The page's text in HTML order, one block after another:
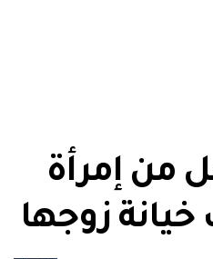
من إمرأة
زوجها